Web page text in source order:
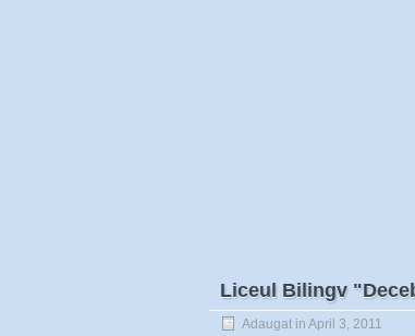
Liceul Bilingv
Adaugat in April 3, 2011